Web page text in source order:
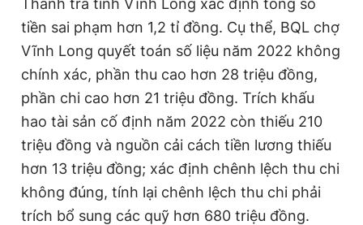
Thanh tra tỉnh Vĩnh Long xác định tổng số
tiền sai phạm hơn 1,2 tỉ đồng. Cụ thể, BQL chợ
Vĩnh Long quyết toán số liệu năm 2022 không
chính xác, phần thu cao hơn 28 triệu đồng,
phần chi cao hơn 21 triệu đồng. Trích khấu
hao tài sản cố định năm 2022 còn thiếu 210
triệu đồng và nguồn cải cách tiền lương thiếu
hơn 13 triệu đồng; xác định chênh lệch thu chi
không đúng, tính lại chênh lệch thu chi phải
trích bổ sung các quỹ hơn 680 triệu đồng.